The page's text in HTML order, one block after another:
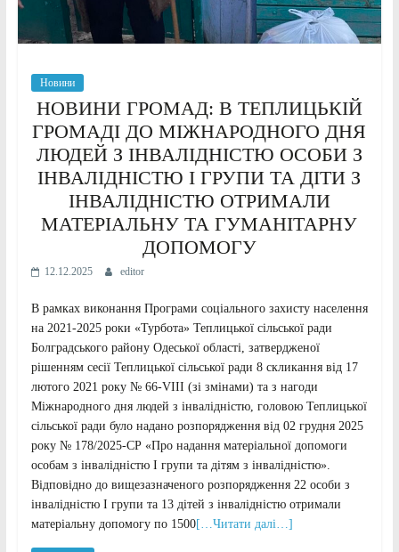
Новини
НОВИНИ ГРОМАД: В ТЕПЛИЦЬКІЙ
ГРОМАДІ ДО МІЖНАРОДНОГО ДНЯ
ЛЮДЕЙ З ІНВАЛІДНІСТЮ ОСОБИ З
ІНВАЛІДНІСТЮ І ГРУПИ ТА ДІТИ З
ІНВАЛІДНІСТЮ ОТРИМАЛИ
МАТЕРІАЛЬНУ ТА ГУМАНІТАРНУ
ДОПОМОГУ
12.12.2025 editor
В рамках виконання Програми соціального захисту населення
на 2021-2025 роки «Турбота» Теплицької сільської ради
Болградського району Одеської області, затвердженої
рішенням сесії Теплицької сільської ради 8 скликання від 17
лютого 2021 року № 66-VIII (зі змінами) та з нагоди
Міжнародного дня людей з інвалідністю, головою Теплицької
сільської ради було надано розпорядження від 02 грудня 2025
року № 178/2025-СР «Про надання матеріальної допомоги
особам з інвалідністю І групи та дітям з інвалідністю».
Відповідно до вищезазначеного розпорядження 22 особи з
інвалідністю І групи та 13 дітей з інвалідністю отримали
матеріальну допомогу по 1500[…Читати далі…]